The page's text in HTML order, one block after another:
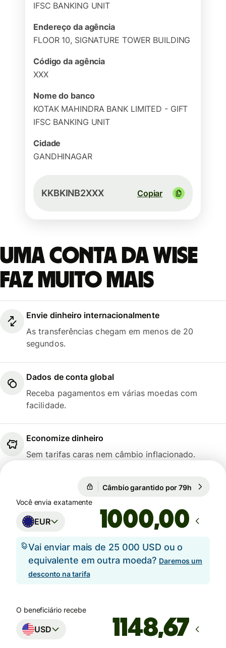
IFSC BANKING UNIT
Endereço da agência
FLOOR 10, SIGNATURE TOWER BUILDING
Código da agência
XXX
Nome do banco
KOTAK MAHINDRA BANK LIMITED - GIFT
IFSC BANKING UNIT
Cidade
GANDHINAGAR
KKBKINB2XXX Copiar
Uma conta da Wise
faz muito mais
Envie dinheiro internacionalmente
As transferências chegam em menos de 20
segundos.
Dados de conta global
Receba pagamentos em várias moedas com
facilidade.
Economize dinheiro
Sem tarifas caras nem câmbio inflacionado.
Câmbio garantido por 79h
Você envia exatamente
EUR ,00
Vai enviar mais de 25 000 USD ou o
equivalente em outra moeda? Daremos um
desconto na tarifa
O beneficiário recebe
USD